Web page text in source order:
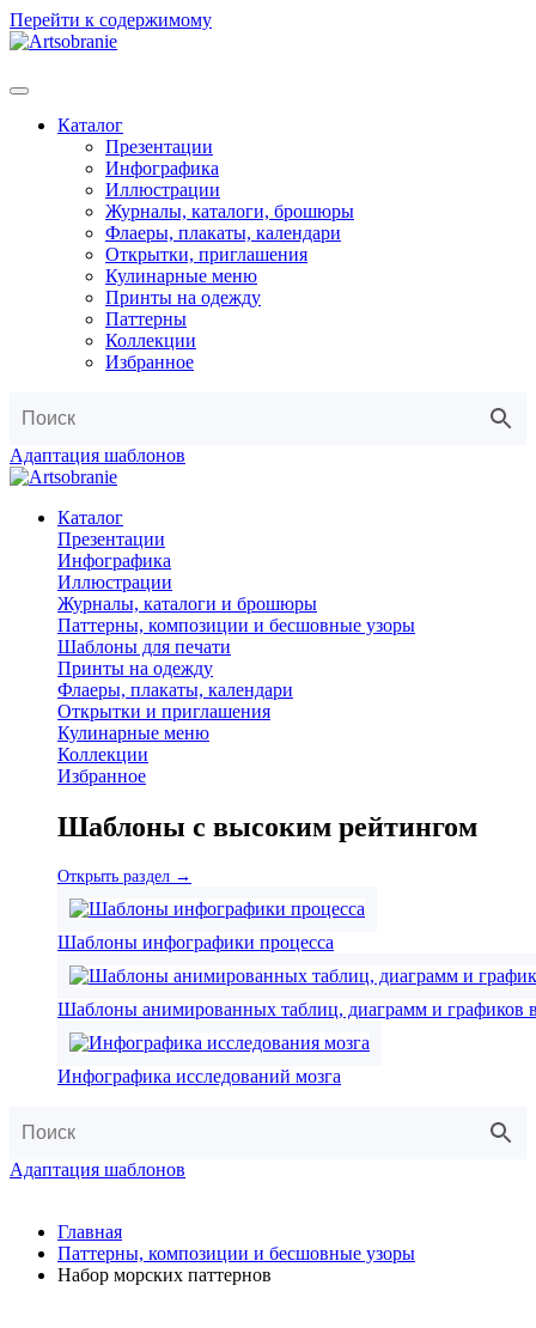
Перейти к содержимому
Каталог
Презентации
Инфографика
Иллюстрации
Журналы, каталоги, брошюры
Флаеры, плакаты, календари
Открытки, приглашения
Кулинарные меню
Принты на одежду
Паттерны
Коллекции
Избранное
Адаптация шаблонов
Каталог
Презентации
Инфографика
Иллюстрации
Журналы, каталоги и брошюры
Паттерны, композиции и бесшовные узоры
Шаблоны для печати
Принты на одежду
Флаеры, плакаты, календари
Открытки и приглашения
Кулинарные меню
Коллекции
Избранное
Шаблоны с высоким рейтингом
Открыть раздел →
Шаблоны инфографики процесса
Шаблоны анимированных таблиц, диаграмм и графиков
Инфографика исследований мозга
Адаптация шаблонов
Главная
Паттерны, композиции и бесшовные узоры
Набор морских паттернов